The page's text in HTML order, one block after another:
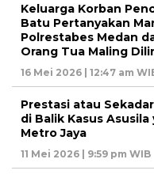
Keluarga Korban
Batu Pertanyakan
Polrestabes Medan
Orang Tua Maling
16 Mei 2026 | 12:47 am
Prestasi atau
di Balik Kasus
Metro Jaya
11 Mei 2026 | 9:59 pm WIB